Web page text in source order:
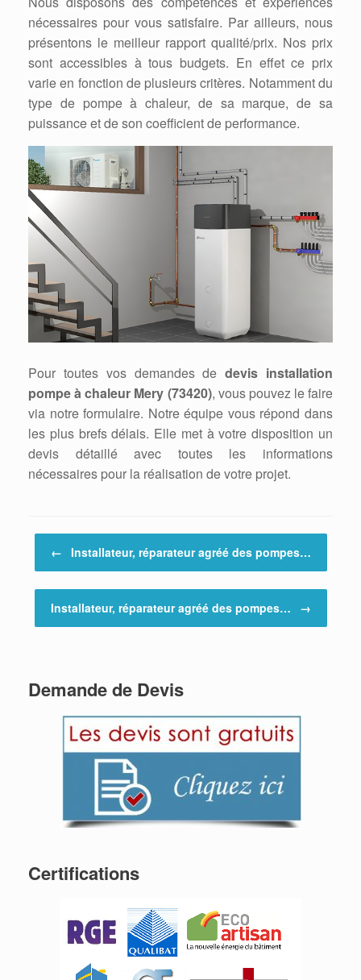
nécessaires pour vous satisfaire. Par ailleurs, nous
présentons le meilleur rapport qualité/prix. Nos prix
sont accessibles à tous budgets. En effet ce prix
varie en fonction de plusieurs critères. Notamment du
type de pompe à chaleur, de sa marque, de sa
puissance et de son coefficient de performance.
Pour toutes vos demandes dedevis installation
pompe à chaleur Mery (73420), vous pouvez le faire
via notre formulaire. Notre équipe vous répond dans
les plus brefs délais. Elle met à votre disposition un
devis détaillé avec toutes les informations
nécessaires pour la réalisation de votre projet.
← Installateur, réparateur agréé des pompes…
Installateur, réparateur agréé des pompes… →
Demande de Devis
Certifications